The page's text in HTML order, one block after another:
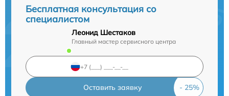
Бесплатная консультация со
специалистом
Леонид Шестаков
Главный мастер сервисного центра
Оставить заявку